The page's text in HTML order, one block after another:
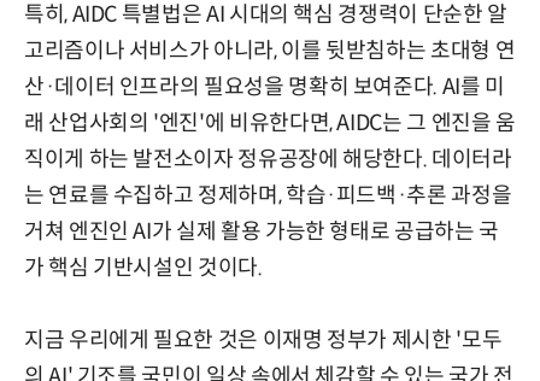
특히, AIDC 특별법은 AI 시대의 핵심 경쟁력이 단순한 알
고리즘이나 서비스가 아니라, 이를 뒷받침하는 초대형 연
산·데이터 인프라의 필요성을 명확히 보여준다. AI를 미
래 산업사회의 '엔진'에 비유한다면, AIDC는 그 엔진을 움
직이게 하는 발전소이자 정유공장에 해당한다. 데이터라
는 연료를 수집하고 정제하며, 학습·피드백·추론 과정을
거쳐 엔진인 AI가 실제 활용 가능한 형태로 공급하는 국
가 핵심 기반시설인 것이다.
지금 우리에게 필요한 것은 이재명 정부가 제시한 '모두